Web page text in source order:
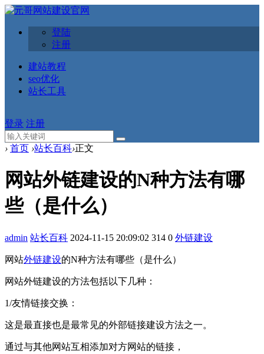
登陆
注册
建站教程
seo优化
站长工具
登录 注册
› 首页 ›站长百科›正文
网站外链建设的N种方法有哪
些（是什么）
admin 站长百科 2024-11-15 20:09:02 314 0 外链建设
网站外链建设的N种方法有哪些（是什么）
网站外链建设的方法包括以下几种：
1/友情链接交换：
这是最直接也是最常见的外部链接建设方法之一。
通过与其他网站互相添加对方网站的链接，